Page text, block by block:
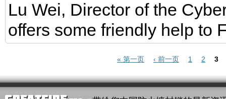
Lu Wei, Director of the
offers some friendly help to
« 第一页 ‹ 前一页 1 2 3